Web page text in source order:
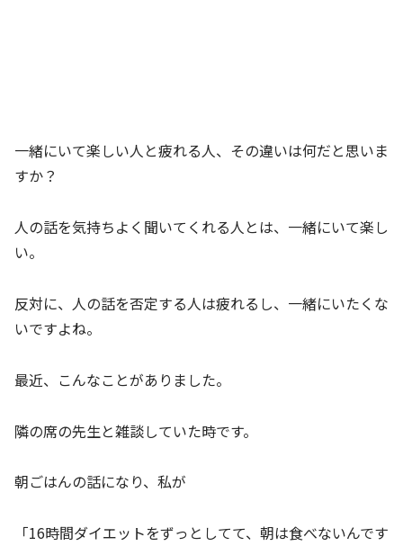
一緒にいて楽しい人と疲れる人、その違いは何だと思いま
すか？
人の話を気持ちよく聞いてくれる人とは、一緒にいて楽し
い。
反対に、人の話を否定する人は疲れるし、一緒にいたくな
いですよね。
最近、こんなことがありました。
隣の席の先生と雑談していた時です。
朝ごはんの話になり、私が
「16時間ダイエットをずっとしてて、朝は食べないんです